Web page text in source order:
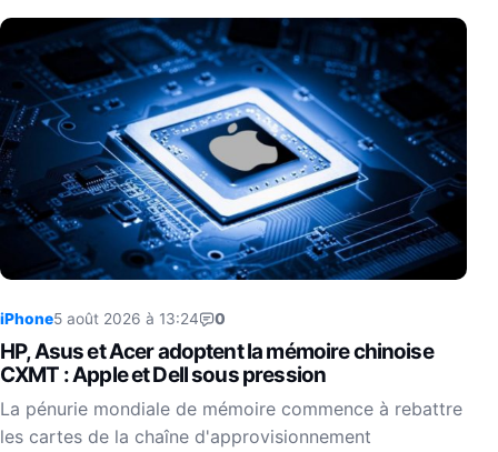
iPhone5 août 2026 à 13:24 0
HP, Asus et Acer adoptent la mémoire chinoise
CXMT : Apple et Dell sous pression
La pénurie mondiale de mémoire commence à rebattre
les cartes de la chaîne d'approvisionnement